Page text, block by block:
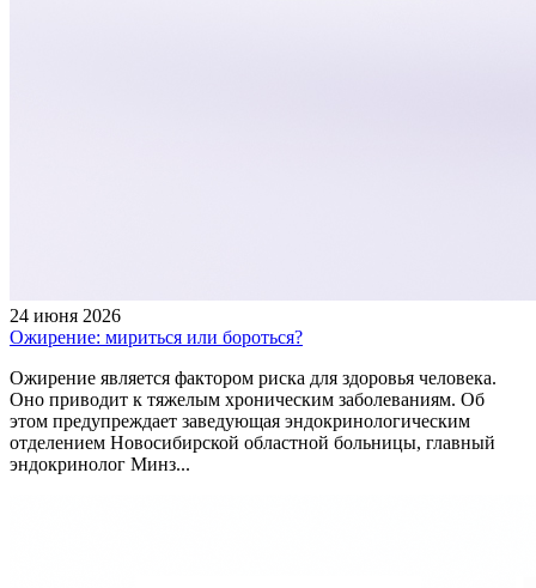
24 июня 2026
Ожирение: мириться или бороться?
Ожирение является фактором риска для здоровья человека.
Оно приводит к тяжелым хроническим заболеваниям. Об
этом предупреждает заведующая эндокринологическим
отделением Новосибирской областной больницы, главный
эндокринолог Минз...